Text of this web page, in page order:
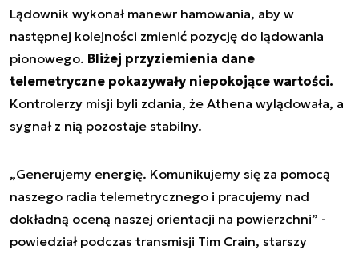
Lądownik wykonał manewr hamowania, aby w
następnej kolejności zmienić pozycję do lądowania
pionowego. Bliżej przyziemienia dane
telemetryczne pokazywały niepokojące wartości.
Kontrolerzy misji byli zdania, że Athena wylądowała, a
sygnał z nią pozostaje stabilny.
„Generujemy energię. Komunikujemy się za pomocą
naszego radia telemetrycznego i pracujemy nad
dokładną oceną naszej orientacji na powierzchni” -
powiedział podczas transmisji Tim Crain, starszy